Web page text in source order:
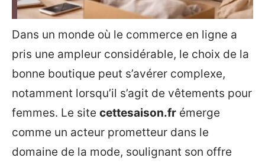
Dans un monde où le commerce en ligne a
pris une ampleur considérable, le choix de la
bonne boutique peut s’avérer complexe,
notamment lorsqu’il s’agit de vêtements pour
femmes. Le site cettesaison.fr émerge
comme un acteur prometteur dans le
domaine de la mode, soulignant son offre